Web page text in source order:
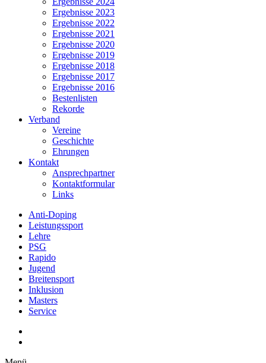
Ergebnisse 2023
Ergebnisse 2022
Ergebnisse 2021
Ergebnisse 2020
Ergebnisse 2019
Ergebnisse 2018
Ergebnisse 2017
Ergebnisse 2016
Bestenlisten
Rekorde
Verband
Vereine
Geschichte
Ehrungen
Kontakt
Ansprechpartner
Kontaktformular
Links
Anti-Doping
Leistungssport
Lehre
PSG
Rapido
Jugend
Breitensport
Inklusion
Masters
Service